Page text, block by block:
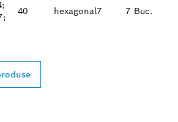
40 hexagonal7 7 Buc.